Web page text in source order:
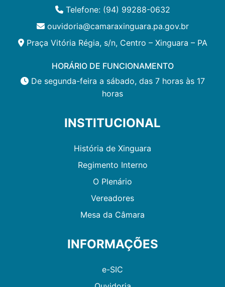
Telefone: (94) 99288-0632
ouvidoria@camaraxinguara.pa.gov.br
Praça Vitória Régia, s/n, Centro – Xinguara – PA
HORÁRIO DE FUNCIONAMENTO
De segunda-feira a sábado, das 7 horas às 17
horas
INSTITUCIONAL
História de Xinguara
Regimento Interno
O Plenário
Vereadores
Mesa da Câmara
INFORMAÇÕES
e-SIC